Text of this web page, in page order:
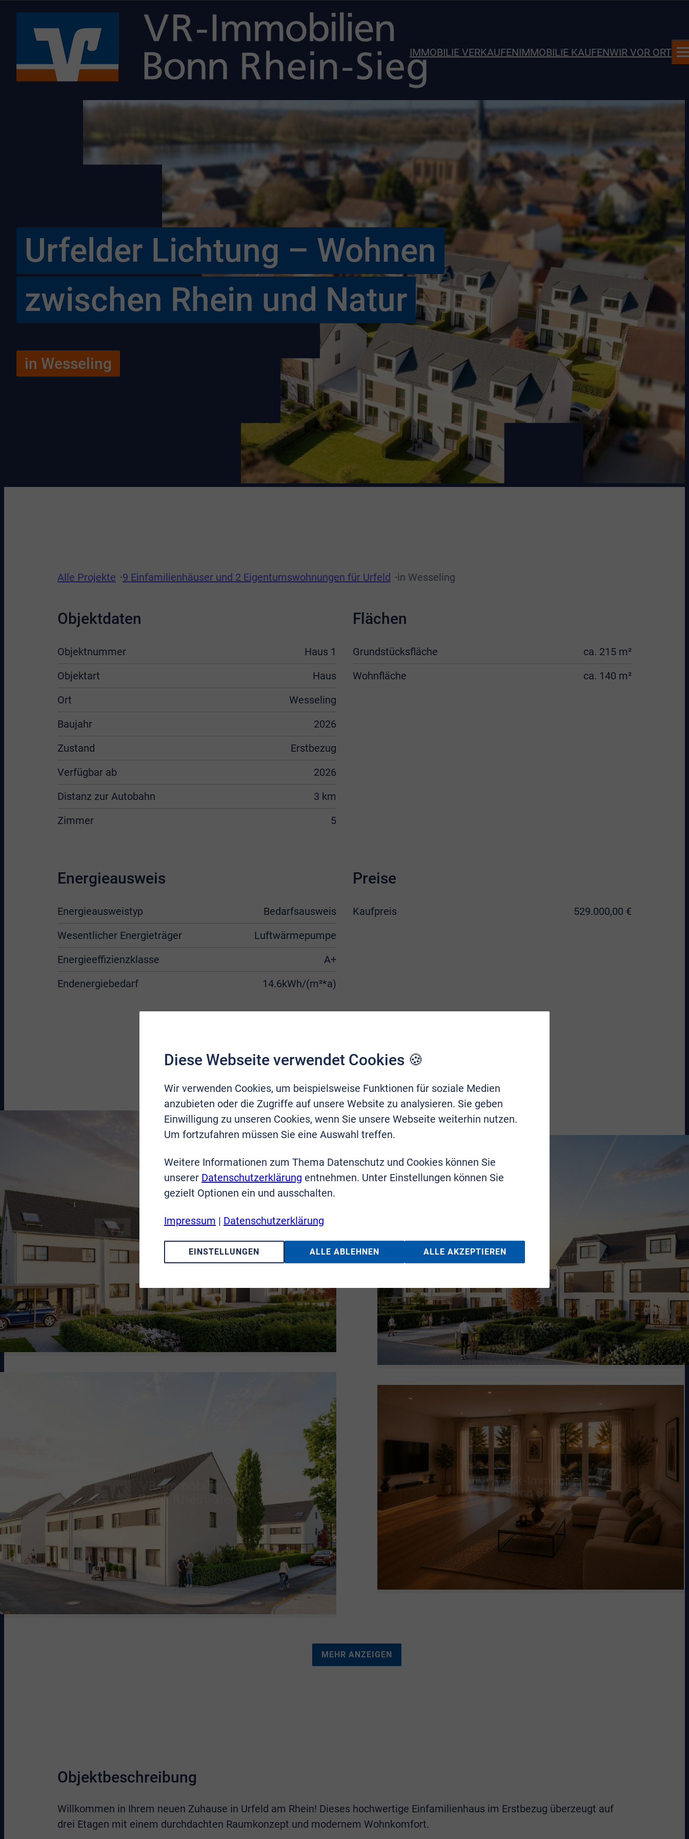
IMMOBILIE VERKAUFENIMMOBILIE KAUFENWIR VOR ORT
Urfelder Lichtung – Wohnen
zwischen Rhein und Natur
in Wesseling
Alle Projekte 9 Einfamilienhäuser und 2 Eigentumswohnungen für Urfeld in Wesseling
Objektdaten
Objektnummer
Haus 1
Objektart
Haus
Ort
Wesseling
Baujahr
2026
Zustand
Erstbezug
Verfügbar ab
2026
Distanz zur Autobahn
3 km
Zimmer
5
Flächen
Grundstücksfläche
ca. 215 m²
Wohnfläche
ca. 140 m²
Energieausweis
Energieausweistyp
Bedarfsausweis
Wesentlicher Energieträger
Luftwärmepumpe
Energieeffizienzklasse
A+
Endenergiebedarf
14.6kWh/(m²*a)
Preise
Kaufpreis 529.000,00 €
MEHR ANZEIGEN
Objektbeschreibung
Willkommen in Ihrem neuen Zuhause in Urfeld am Rhein! Dieses hochwertige Einfamilienhaus im Erstbezug überzeugt auf
drei Etagen mit einem durchdachten Raumkonzept und modernem Wohnkomfort.
Diese Webseite verwendet Cookies 🍪
Wir verwenden Cookies, um beispielsweise Funktionen für soziale Medien
anzubieten oder die Zugriffe auf unsere Website zu analysieren. Sie geben
Einwilligung zu unseren Cookies, wenn Sie unsere Webseite weiterhin nutzen.
Um fortzufahren müssen Sie eine Auswahl treffen.
Weitere Informationen zum Thema Datenschutz und Cookies können Sie
unserer Datenschutzerklärung entnehmen. Unter Einstellungen können Sie
gezielt Optionen ein und ausschalten.
Impressum | Datenschutzerklärung
EINSTELLUNGEN ALLE ABLEHNEN ALLE AKZEPTIEREN